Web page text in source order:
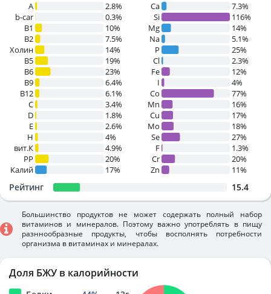
A
2.8%
b-car
0.3%
В1
10%
B2
7.5%
Холин
14%
B5
19%
B6
23%
B9
6.4%
B12
6.1%
C
3.4%
D
1.8%
E
2.6%
H
4%
вит.К
4.9%
PP
20%
Калий
17%
Ca
7.3%
Si
116%
Mg
14%
Na
5.1%
P
25%
Cl
2.3%
Fe
12%
I
4%
Co
77%
Mn
16%
Cu
17%
Mo
18%
Se
27%
F
1.3%
Cr
20%
Zn
11%
Рейтинг 15.4
Большинство продуктов не может содержать полный набор
витаминов и минералов. Поэтому важно употреблять в пищу
разннообразные продукты, чтобы восполнять потребности
организма в витаминах и минералах.
Доля БЖУ в калорийности